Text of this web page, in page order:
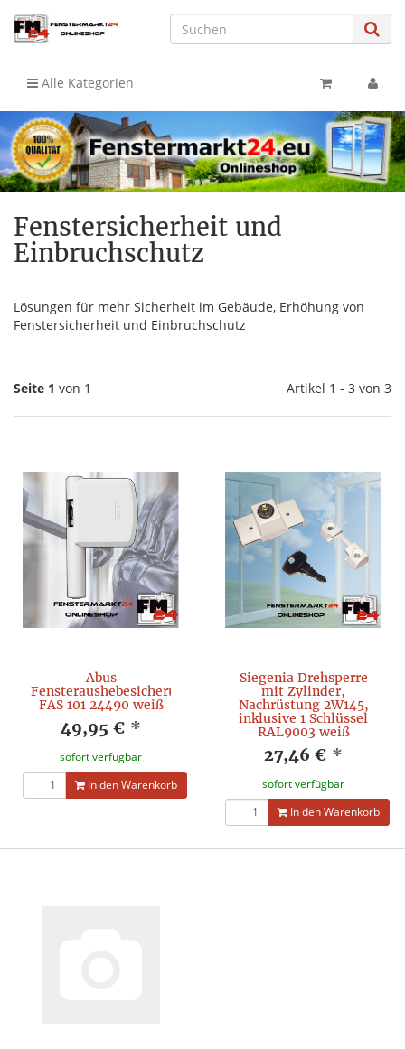
Alle Kategorien
Fenstersicherheit und
Einbruchschutz
Lösungen für mehr Sicherheit im Gebäude, Erhöhung von
Fenstersicherheit und Einbruchschutz
Seite 1 von 1 Artikel 1 - 3 von 3
Abus
Fensteraushebesicherung
FAS 101 24490 weiß
49,95 € *
sofort verfügbar
In den Warenkorb
Siegenia Drehsperre
mit Zylinder,
Nachrüstung 2W145,
inklusive 1 Schlüssel
RAL9003 weiß
27,46 € *
sofort verfügbar
In den Warenkorb